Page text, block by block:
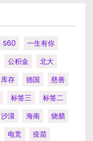
S60
一生有你
公积金
北大
库存 德国
慈善
标签三
标签二
沙漠 海南
烧腊
电竞
疫苗